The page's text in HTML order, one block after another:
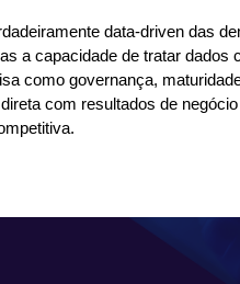
data-driven das
a capacidade de tratar dados
como governança,
com resultados de